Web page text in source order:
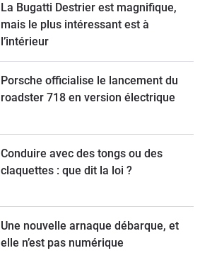
La Bugatti Destrier est magnifique,
mais le plus intéressant est à
l’intérieur
Porsche officialise le lancement du
roadster 718 en version électrique
Conduire avec des tongs ou des
claquettes : que dit la loi ?
Une nouvelle arnaque débarque, et
elle n’est pas numérique